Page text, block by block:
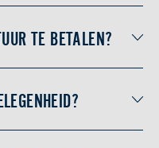
TE BETALEN?